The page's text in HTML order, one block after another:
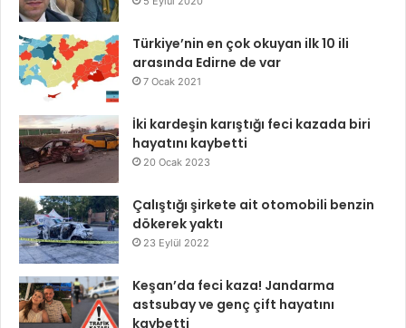
Türkiye’nin en çok okuyan ilk 10 ili
arasında Edirne de var
7 Ocak 2021
İki kardeşin karıştığı feci kazada biri
hayatını kaybetti
20 Ocak 2023
Çalıştığı şirkete ait otomobili benzin
dökerek yaktı
23 Eylül 2022
Keşan’da feci kaza! Jandarma
astsubay ve genç çift hayatını
kaybetti